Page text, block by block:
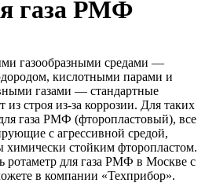
газа РМФ
газообразными средами —
кислотными парами и
газами — стандартные
строя из-за коррозии. Для таких
газа РМФ (фторопластовый), все
с агрессивной средой,
стойким фторопластом.
ротаметр для газа РМФ в Москве с
в компании «Техприбор».